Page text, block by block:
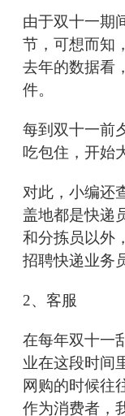
由于双十一期
节，可想而知
去年的数据看
件。
每到双十一前
吃包住，开始
对此，小编还
盖地都是快递
和分拣员以外
招聘快递业务
2、客服
在每年双十一
业在这段时间
网购的时候往
作为消费者，